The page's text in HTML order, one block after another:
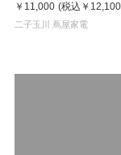
￥11,000 (税込 ￥12,100
二子玉川 蔦屋家電